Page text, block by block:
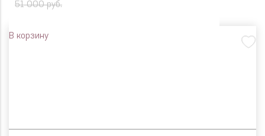
51 000 руб.
В корзину